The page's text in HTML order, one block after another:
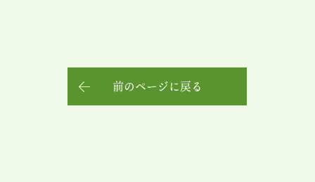
前のページに戻る